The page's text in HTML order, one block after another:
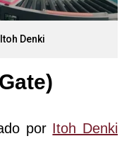
Denki
por Itoh Denki